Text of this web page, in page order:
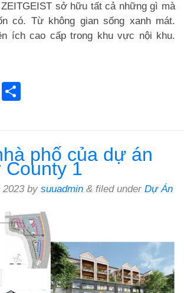
sở hữu tất cả những gì mà
có. Từ không gian sống xanh mát.
ích cao cấp trong khu vực nội khu.
Email
phố của dự án
County 1
2023by suuadmin & filed under Dự Án